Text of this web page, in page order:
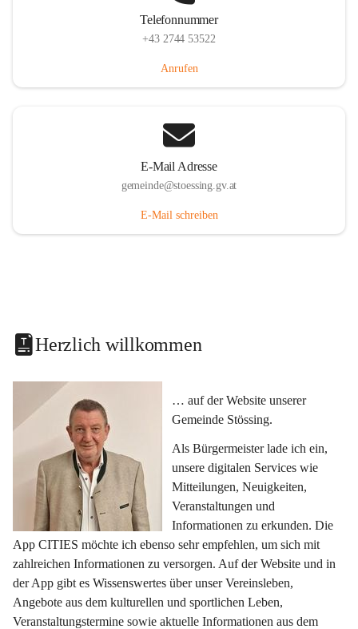
Telefonnummer
+43 2744 53522
Anrufen
E-Mail Adresse
gemeinde@stoessing.gv.at
E-Mail schreiben
Herzlich willkommen
… auf der Website unserer
Gemeinde Stössing.
Als Bürgermeister lade ich ein,
unsere digitalen Services wie
Mitteilungen, Neuigkeiten,
Veranstaltungen und
Informationen zu erkunden. Die
App CITIES möchte ich ebenso sehr empfehlen, um sich mit
zahlreichen Informationen zu versorgen. Auf der Website und in
der App gibt es Wissenswertes über unser Vereinsleben,
Angebote aus dem kulturellen und sportlichen Leben,
Veranstaltungstermine sowie aktuelle Informationen aus dem